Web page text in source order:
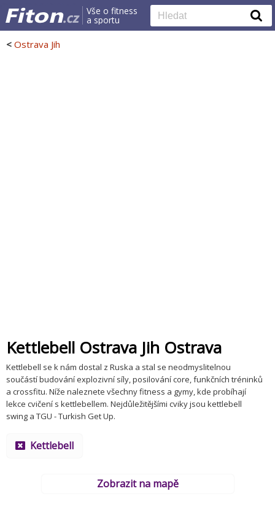
Vše o fitness
a sportu
< Ostrava Jih
Kettlebell Ostrava Jih Ostrava
Kettlebell se k nám dostal z Ruska a stal se neodmyslitelnou
součástí budování explozivní síly, posilování core, funkčních tréninků
a crossfitu. Níže naleznete všechny fitness a gymy, kde probíhají
lekce cvičení s kettlebellem. Nejdůležitějšími cviky jsou kettlebell
swing a TGU - Turkish Get Up.
Kettlebell
Zobrazit na mapě